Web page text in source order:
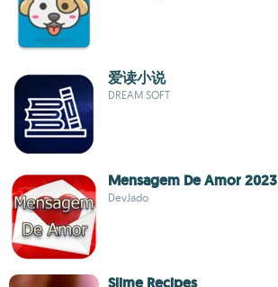
爱读小说
DREAM SOFT
Mensagem De Amor 2023
DevJado
Slime Recipes